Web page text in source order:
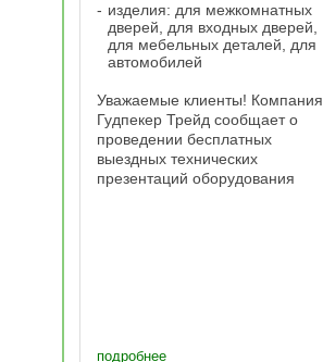
изделия: для межкомнатных
дверей, для входных дверей,
для мебельных деталей, для
автомобилей
Уважаемые клиенты! Компания
Гудпекер Трейд сообщает о
проведении бесплатных
выездных технических
презентаций оборудования
подробнее